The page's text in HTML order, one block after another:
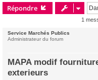
Répondre
1
Service Marchés Publics
Administrateur du forum
MAPA modif
exterieurs